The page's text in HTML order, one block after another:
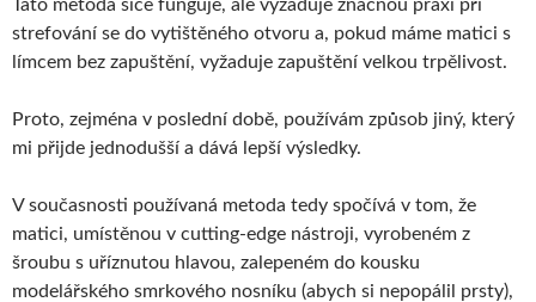
Tato metoda sice funguje, ale vyžaduje značnou praxi při
strefování se do vytištěného otvoru a, pokud máme matici s
límcem bez zapuštění, vyžaduje zapuštění velkou trpělivost.
Proto, zejména v poslední době, používám způsob jiný, který
mi přijde jednodušší a dává lepší výsledky.
V současnosti používaná metoda tedy spočívá v tom, že
matici, umístěnou v cutting-edge nástroji, vyrobeném z
šroubu s uříznutou hlavou, zalepeném do kousku
modelářského smrkového nosníku (abych si nepopálil prsty),